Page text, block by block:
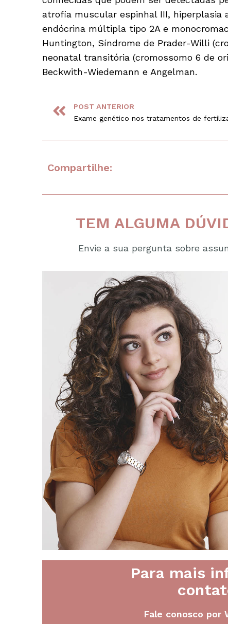
atrofia muscular espinhal III, hiperplasia
endócrina múltipla tipo 2A e
Huntington, Síndrome de Prader-Willi
neonatal transitória (cromossomo 6 de
Beckwith-Wiedemann e Angelman.
POST ANTERIOR
Compartilhe:
TEM ALGUMA
Envie a sua pergunta sobre
Para mais
Fale conosco por